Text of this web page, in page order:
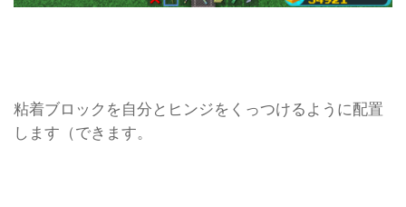
粘着ブロックを自分とヒンジをくっつけるように配置
します（できます。